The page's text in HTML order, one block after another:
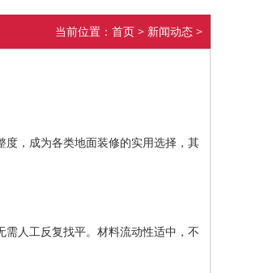
当前位置： 首页 > 新闻动态 >
，成为各类地面装修的实用选择，其
人工反复找平。材料流动性适中，不